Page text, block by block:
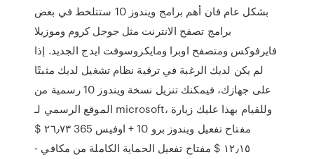
بشكل عام فان أهم برامج ويندوز 10 ستتلخط في بعض
برامج تصفح الانترنت مثل جوجل كروم وموزيلا
فايرفوكس ومتصفح اوبرا ومايكروسوفت ايدج الجديد. إذا
لم يكن لديك الرغبة في ترقية نظام تشغيل لديك مثبتًا
على جهازك، فيمكنك تنزيل نسخة ويندوز 10 رسمية من
الموقع الرسمي لـ microsoft، وللقيام بهذا عليك زيارة
مفتاح تفعيل ويندوز برو 10 + اوفيس 365 ٢٦٫٧٣ $
١٢٫١٥ $ مفتاح تفعيل الحماية الكاملة من مكافي -